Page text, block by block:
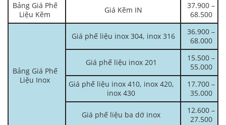
Bảng Giá Phế
Liệu Kẽm
Giá Kẽm IN
37.900 –
68.500
Bảng Giá Phế
Liệu Inox
Giá phế liệu inox 304, inox 316
36.900 –
68.000
Giá phế liệu inox 201
15.500 –
55.000
Giá phế liệu inox 410, inox 420,
inox 430
17.700 –
35.000
Giá phế liệu ba dớ inox
12.600 –
27.500